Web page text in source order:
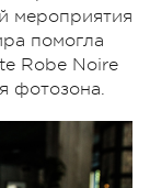
мероприятия
помогла
Robe Noire
фотозона.